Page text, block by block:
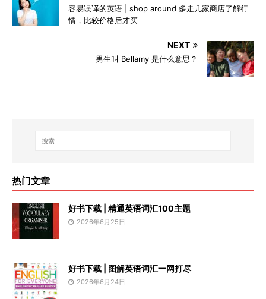
容易误译的英语 | shop around 多走几家商店了解行
情，比较价格后才买
NEXT
男生叫 Bellamy 是什么意思？
热门文章
好书下载 | 精通英语词汇100主题
2026年6月25日
好书下载 | 图解英语词汇一网打尽
2026年6月24日